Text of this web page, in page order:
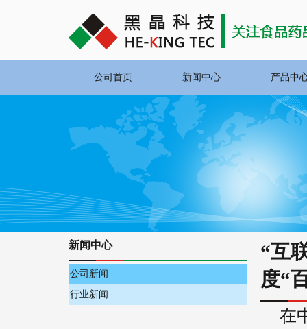
公司首页 新闻中心 产品中
新闻中心
公司新闻
行业新闻
“互
度“
在